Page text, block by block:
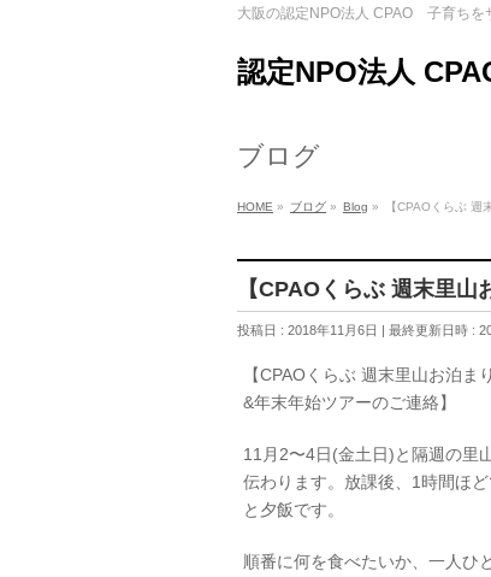
大阪の認定NPO法人 CPAO 子育ちを
認定NPO法人
ブログ
HOME » ブログ » Blog » 【CPAOくらぶ 週
【CPAOくらぶ 週末里
投稿日 : 2018年11月6日 最終更新日時 :
【CPAOくらぶ 週末里山お泊ま
&年末年始ツアーのご連絡】
11月2〜4日(金土日)と隔週の里
伝わります。放課後、1時間ほ
と夕飯です。
順番に何を食べたいか、一人ひ